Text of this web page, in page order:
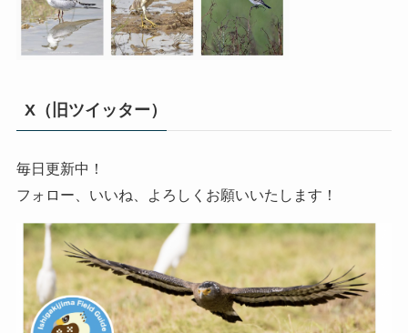
X（旧ツイッター）
毎日更新中！
フォロー、いいね、よろしくお願いいたします！